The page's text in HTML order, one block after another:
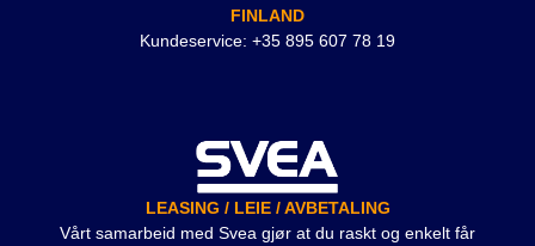
FINLAND
Kundeservice: +35 895 607 78 19
LEASING / LEIE / AVBETALING
Vårt samarbeid med Svea gjør at du raskt og enkelt får